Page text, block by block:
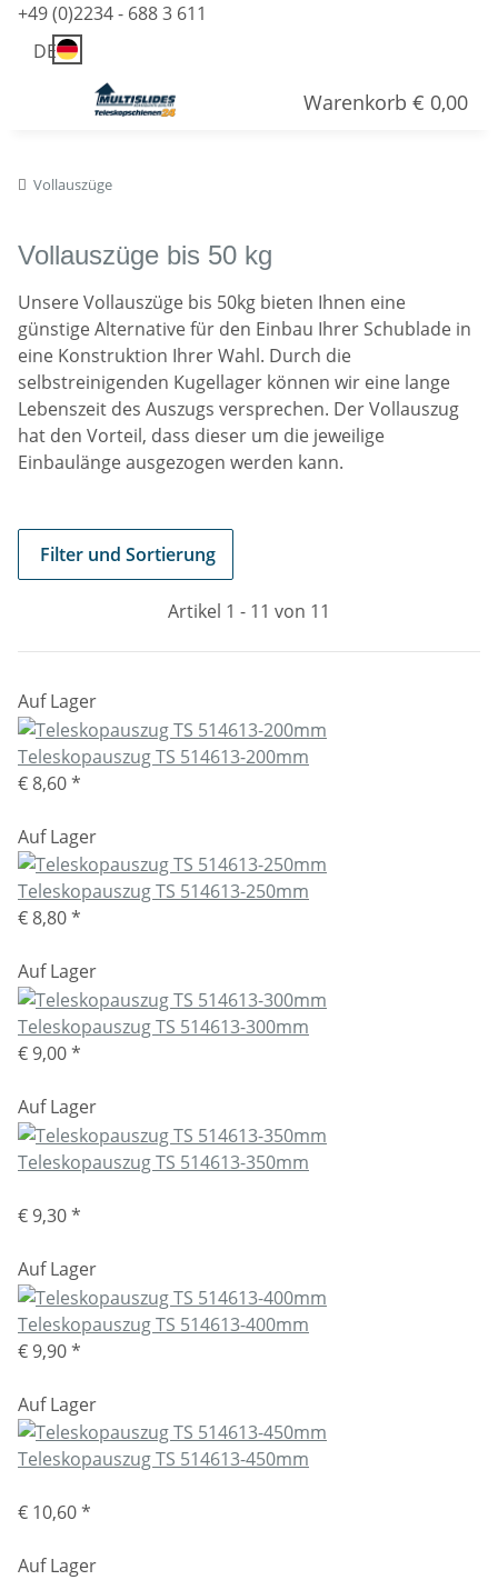
+49 (0)2234 - 688 3 611
DE
Warenkorb € 0,00
Vollauszüge
Vollauszüge bis 50 kg
Unsere Vollauszüge bis 50kg bieten Ihnen eine
günstige Alternative für den Einbau Ihrer Schublade in
eine Konstruktion Ihrer Wahl. Durch die
selbstreinigenden Kugellager können wir eine lange
Lebenszeit des Auszugs versprechen. Der Vollauszug
hat den Vorteil, dass dieser um die jeweilige
Einbaulänge ausgezogen werden kann.
Filter und Sortierung
Artikel 1 - 11 von 11
Auf Lager
Teleskopauszug TS 514613-200mm
€ 8,60*
Auf Lager
Teleskopauszug TS 514613-250mm
€ 8,80*
Auf Lager
Teleskopauszug TS 514613-300mm
€ 9,00*
Auf Lager
Teleskopauszug TS 514613-350mm
€ 9,30*
Auf Lager
Teleskopauszug TS 514613-400mm
€ 9,90*
Auf Lager
Teleskopauszug TS 514613-450mm
€ 10,60*
Auf Lager